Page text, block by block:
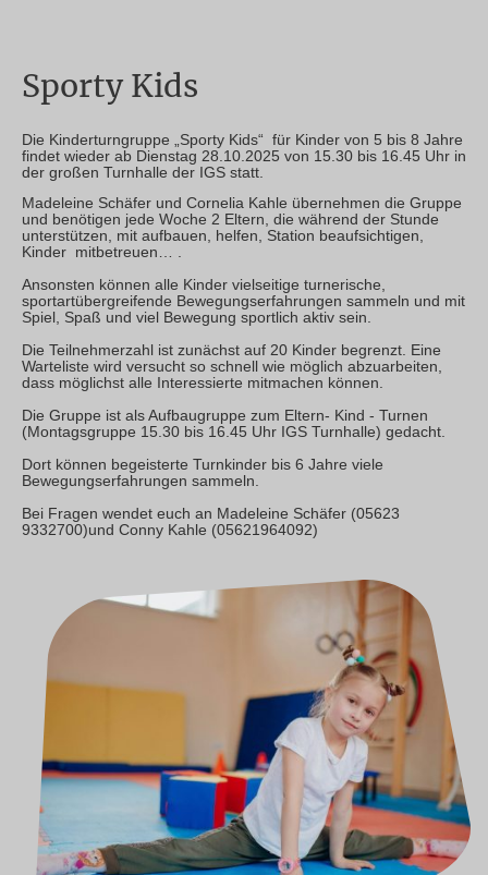
Sporty Kids
Die Kinderturngruppe „Sporty Kids“ für Kinder von 5 bis 8 Jahre
findet wieder ab Dienstag 28.10.2025 von 15.30 bis 16.45 Uhr in
der großen Turnhalle der IGS statt.
Madeleine Schäfer und Cornelia Kahle übernehmen die Gruppe
und benötigen jede Woche 2 Eltern, die während der Stunde
unterstützen, mit aufbauen, helfen, Station beaufsichtigen,
Kinder mitbetreuen… .
Ansonsten können alle Kinder vielseitige turnerische,
sportartübergreifende Bewegungserfahrungen sammeln und mit
Spiel, Spaß und viel Bewegung sportlich aktiv sein.
Die Teilnehmerzahl ist zunächst auf 20 Kinder begrenzt. Eine
Warteliste wird versucht so schnell wie möglich abzuarbeiten,
dass möglichst alle Interessierte mitmachen können.
Die Gruppe ist als Aufbaugruppe zum Eltern- Kind - Turnen
(Montagsgruppe 15.30 bis 16.45 Uhr IGS Turnhalle) gedacht.
Dort können begeisterte Turnkinder bis 6 Jahre viele
Bewegungserfahrungen sammeln.
Bei Fragen wendet euch an Madeleine Schäfer (05623
9332700)und Conny Kahle (05621964092)